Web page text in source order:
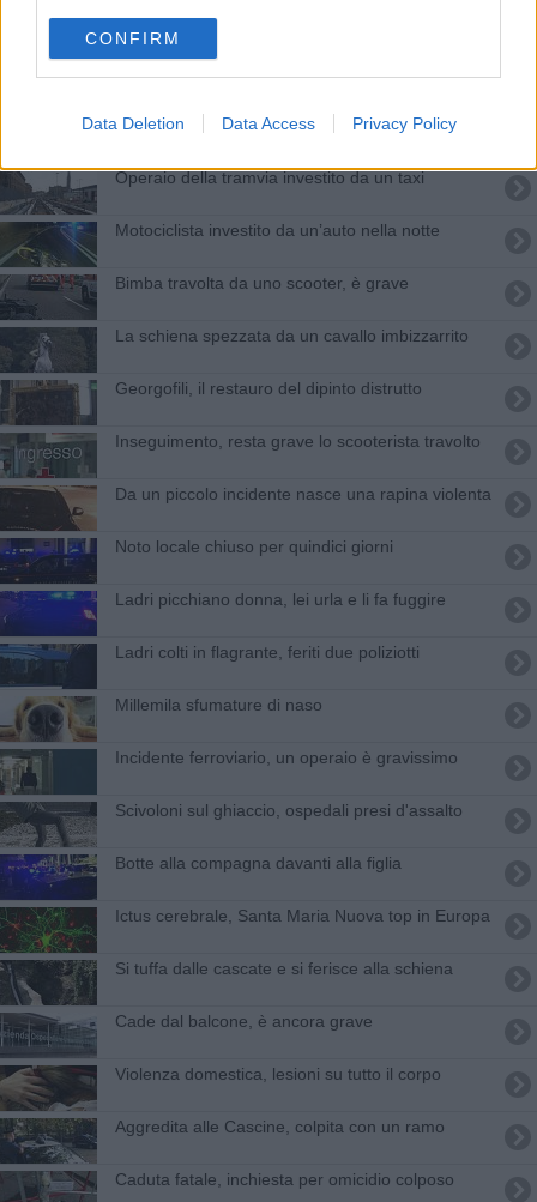
CONFIRM
Data Deletion Data Access Privacy Policy
Valanga nell'Appennino, morto un fiorentino
Coppia aggredita in un edificio occupato
Operaio della tramvia investito da un taxi
Motociclista investito da un’auto nella notte
Bimba travolta da uno scooter, è grave
La schiena spezzata da un cavallo imbizzarrito
Georgofili, il restauro del dipinto distrutto
Inseguimento, resta grave lo scooterista travolto
Da un piccolo incidente nasce una rapina violenta
Noto locale chiuso per quindici giorni
Ladri picchiano donna, lei urla e li fa fuggire
Ladri colti in flagrante, feriti due poliziotti
​Millemila sfumature di naso
Incidente ferroviario, un operaio è gravissimo
Scivoloni sul ghiaccio, ospedali presi d'assalto
Botte alla compagna davanti alla figlia
​Ictus cerebrale, Santa Maria Nuova top in Europa
Si tuffa dalle cascate e si ferisce alla schiena
Cade dal balcone, è ancora grave
Violenza domestica, lesioni su tutto il corpo
Aggredita alle Cascine, colpita con un ramo
Caduta fatale, inchiesta per omicidio colposo